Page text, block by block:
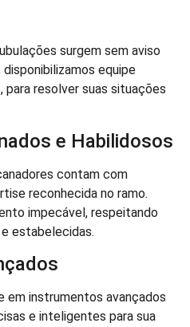
surgem sem aviso
disponibilizamos equipe
resolver suas situações
e Habilidosos
contam com
reconhecida no ramo.
impecável, respeitando
estabelecidas.
em instrumentos avançados
e inteligentes para sua